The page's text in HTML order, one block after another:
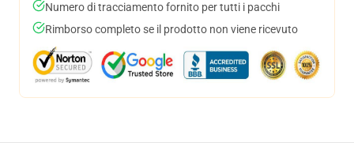
Numero di tracciamento fornito per tutti i pacchi
Rimborso completo se il prodotto non viene ricevuto